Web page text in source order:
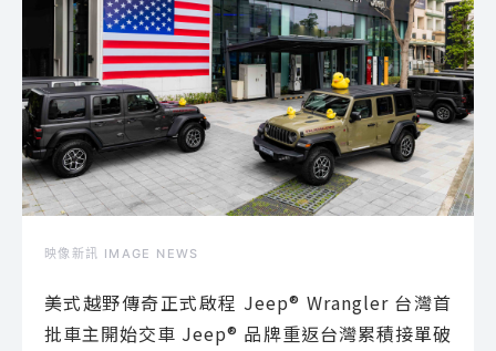
映像新訊 IMAGE NEWS
美式越野傳奇正式啟程 Jeep® Wrangler 台灣首
批車主開始交車 Jeep® 品牌重返台灣累積接單破